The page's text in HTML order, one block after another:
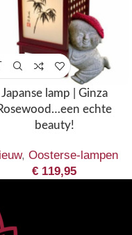
Japanse lamp | Ginza
echte
beauty!
, Oosterse-lampen
€ 119,95